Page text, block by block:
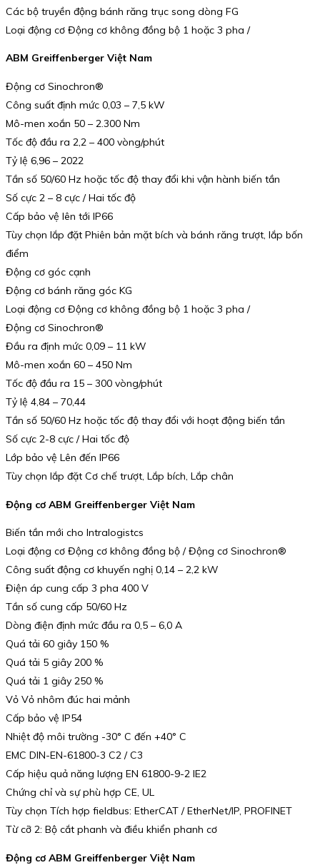
Các bộ truyền động bánh răng trục song dòng FG
Loại động cơ Động cơ không đồng bộ 1 hoặc 3 pha /
ABM Greiffenberger Việt Nam
Động cơ Sinochron®
Công suất định mức 0,03 – 7,5 kW
Mô-men xoắn 50 – 2.300 Nm
Tốc độ đầu ra 2,2 – 400 vòng/phút
Tỷ lệ 6,96 – 2022
Tần số 50/60 Hz hoặc tốc độ thay đổi khi vận hành biến tần
Số cực 2 – 8 cực / Hai tốc độ
Cấp bảo vệ lên tới IP66
Tùy chọn lắp đặt Phiên bản mặt bích và bánh răng trượt, lắp bốn
điểm
Động cơ góc cạnh
Động cơ bánh răng góc KG
Loại động cơ Động cơ không đồng bộ 1 hoặc 3 pha /
Động cơ Sinochron®
Đầu ra định mức 0,09 – 11 kW
Mô-men xoắn 60 – 450 Nm
Tốc độ đầu ra 15 – 300 vòng/phút
Tỷ lệ 4,84 – 70,44
Tần số 50/60 Hz hoặc tốc độ thay đổi với hoạt động biến tần
Số cực 2-8 cực / Hai tốc độ
Lớp bảo vệ Lên đến IP66
Tùy chọn lắp đặt Cơ chế trượt, Lắp bích, Lắp chân
Động cơ ABM Greiffenberger Việt Nam
Biến tần mới cho Intralogistcs
Loại động cơ Động cơ không đồng bộ / Động cơ Sinochron®
Công suất động cơ khuyến nghị 0,14 – 2,2 kW
Điện áp cung cấp 3 pha 400 V
Tần số cung cấp 50/60 Hz
Dòng điện định mức đầu ra 0,5 – 6,0 A
Quá tải 60 giây 150 %
Quá tải 5 giây 200 %
Quá tải 1 giây 250 %
Vỏ Vỏ nhôm đúc hai mảnh
Cấp bảo vệ IP54
Nhiệt độ môi trường -30° C đến +40° C
EMC DIN-EN-61800-3 C2 / C3
Cấp hiệu quả năng lượng EN 61800-9-2 IE2
Chứng chỉ và sự phù hợp CE, UL
Tùy chọn Tích hợp fieldbus: EtherCAT / EtherNet/IP, PROFINET
Từ cỡ 2: Bộ cắt phanh và điều khiển phanh cơ
Động cơ ABM Greiffenberger Việt Nam